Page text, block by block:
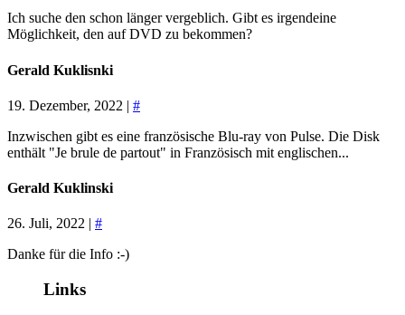
Ich suche den schon länger vergeblich. Gibt es irgendeine
Möglichkeit, den auf DVD zu bekommen?
Gerald Kuklisnki
19. Dezember, 2022 | #
Inzwischen gibt es eine französische Blu-ray von Pulse. Die Disk
enthält "Je brule de partout" in Französisch mit englischen...
Gerald Kuklinski
26. Juli, 2022 | #
Danke für die Info :-)
Links